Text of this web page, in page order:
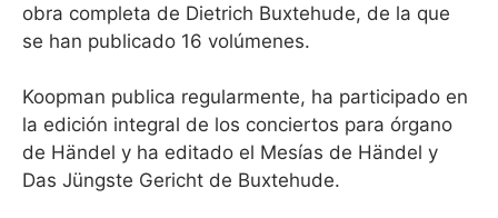
obra completa de Dietrich Buxtehude, de la que
se han publicado 16 volúmenes.
Koopman publica regularmente, ha participado en
la edición integral de los conciertos para órgano
de Händel y ha editado el Mesías de Händel y
Das Jüngste Gericht de Buxtehude.